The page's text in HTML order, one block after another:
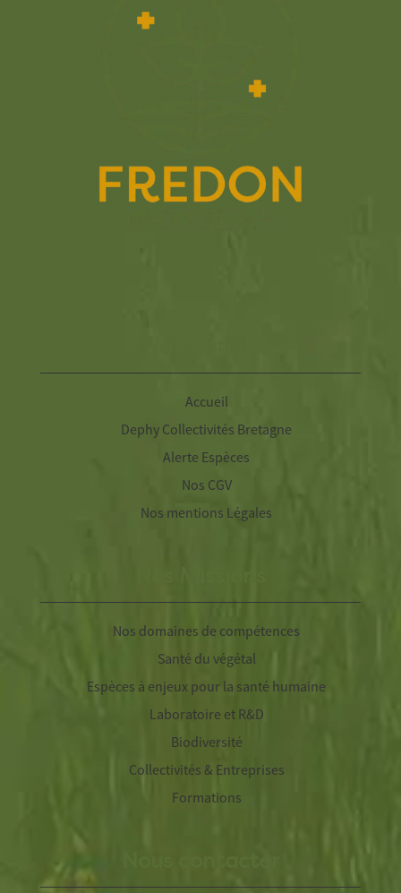
Accueil
Dephy Collectivités Bretagne
Alerte Espèces
Nos CGV
Nos mentions Légales
Nos domaines de compétences
Santé du végétal
Espèces à enjeux pour la santé humaine
Laboratoire et R&D
Biodiversité
Collectivités & Entreprises
Formations